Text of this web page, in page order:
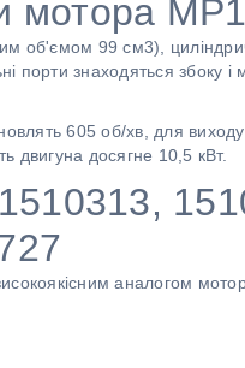
мотора
об'ємом 99 см3),
порти знаходяться збоку
605 об/хв, для виходу
двигуна досягне 10,5 кВт.
аналогом